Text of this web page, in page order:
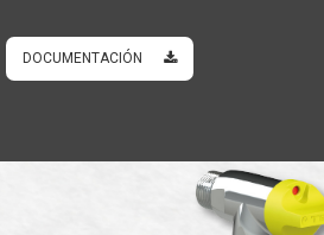
DOCUMENTACIÓN